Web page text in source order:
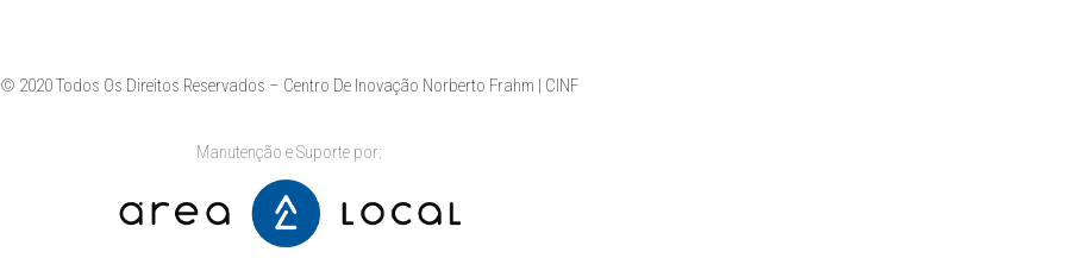
© 2020 Todos Os Direitos Reservados – Centro De Inovação Norberto Frahm | CINF
Manutenção e Suporte por: